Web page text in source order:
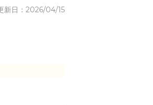
新日：2026/04/15